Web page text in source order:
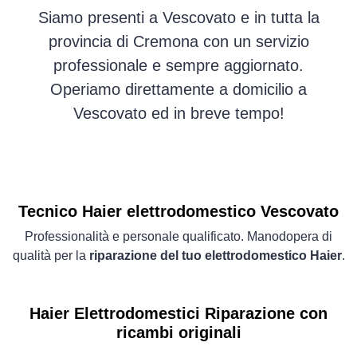
Siamo presenti a Vescovato e in tutta la
provincia di Cremona con un servizio
professionale e sempre aggiornato.
Operiamo direttamente a domicilio a
Vescovato ed in breve tempo!
Tecnico Haier elettrodomestico Vescovato
Professionalità e personale qualificato. Manodopera di
qualità per la riparazione del tuo elettrodomestico Haier.
Haier Elettrodomestici Riparazione con
ricambi originali